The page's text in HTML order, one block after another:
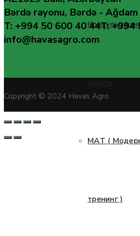
МАТ (
тренинг )
Bərdə rayonu, Bərdə -
T: +994 50 600 40 44T: +994
info@havasagro.com
Copyright © 2024 Havas Agro